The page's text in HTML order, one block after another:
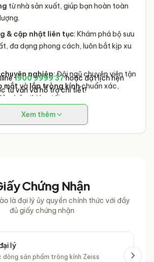
từ nhà sản xuất, giúp bạn hoàn toàn
& cập nhật liên tục: Khám phá bộ sưu
đa dạng phong cách, luôn bắt kịp xu
nghiệp: Đội ngũ chuyên viên tận
mắt và lắp tròng kínhchuẩn xác,
bảo thị lực tối ưu.
đãi hấp dẫn: Tận hưởng
vô vàn chương trình khuyến mãi độc
1900 9999 37hoặc đặt lịch hẹn
tư vấn và hỗ trợ chi tiết!
Xem thêm
Chứng Nhận
là đại lý ủy quyền chính thức với đầy
đủ giấy chứng nhận
lý
dòng sản phẩm tròng kính Zeiss